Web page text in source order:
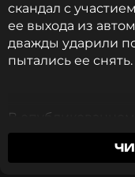
скандал с
ее выхода из
дважды ударили
пытались ее снять.
В опубликованном
выходя из
руке, замечает